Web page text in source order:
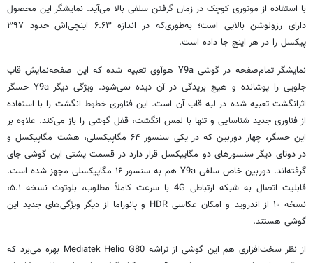
با استفاده از موتوری کوچک در زمان گرفتن سلفی بالا می‌آید. نمایشگر این محصول
دارای رزولوشن بالایی است؛ به‌طوری‌که در اندازه ۶.۶۳ اینچی‌اش حدود ۳۹۷
پیکسل را در هر اینچ جا داده است.
نمایشگر تمام‌صفحه در گوشی Y9a
هوآویتعبیه شده که این صفحه‌نمایش قاب
جلویی را پوشانده و هیچ بریدگی در آن دیده نمی‌شود. ویژگی دیگر Y9a حسگر
اثرانگشت تعبیه شده در لبه قاب آن است. این فناوری خطوط انگشت را با استفاده
از فناوری جدید شناسایی و تنها با لمس انگشت، قفل گوشی را باز می‌کند. علاوه بر
این حسگر، چهار دوربین که در یکی سنسور ۶۴ مگاپیکسلی، هشت مگاپیکسل و
در دوتای دیگر سنسورهای دو مگاپیکسل قرار دارد در قسمت پشتی این گوشی جای
گرفته‌اند. دوربین خاص سلفی Y9a هم به سنسور ۱۶ مگاپیکسلی مجهز شده است.
قابلیت اتصال به شبکه ارتباطی 4G با سرعت کاملاً مطلوب، بلوتوث نسخه ۵.۱،
نسخه ۱۰ از اندروید و امکان عکاسی HDR و پانوراما از دیگر ویژگی‌های جدید این
گوشی هستند.
از نظر سخت‌افزاری هم این گوشی از تراشه Mediatek Helio G80 بهره می‌برد که